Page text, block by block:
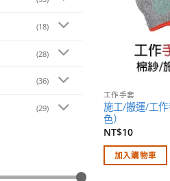
(18)
(28)
(36)
(29)
工作手套
施工/搬運/工
色）
NT$10
加入購物車